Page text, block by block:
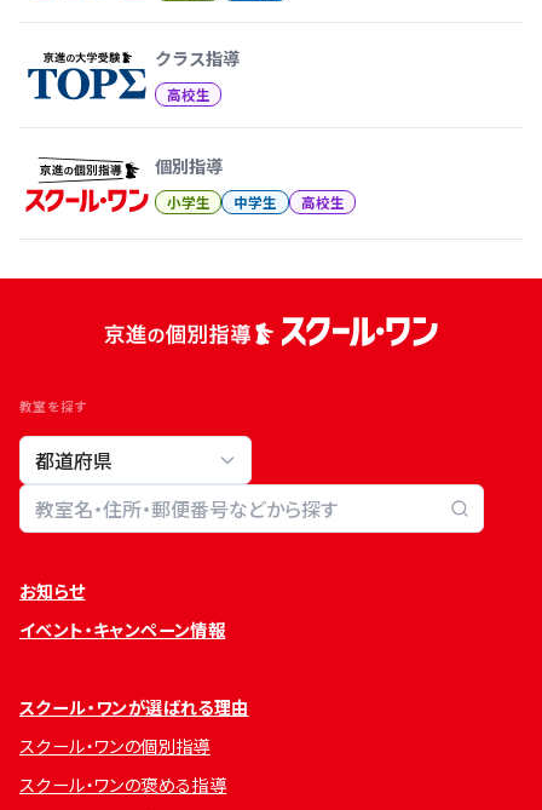
クラス指導
高校生
個別指導
小学生 中学生 高校生
教室を探す
教室検索
お知らせ
イベント・キャンペーン情報
スクール・ワンが選ばれる理由
スクール・ワンの個別指導
スクール・ワンの褒める指導